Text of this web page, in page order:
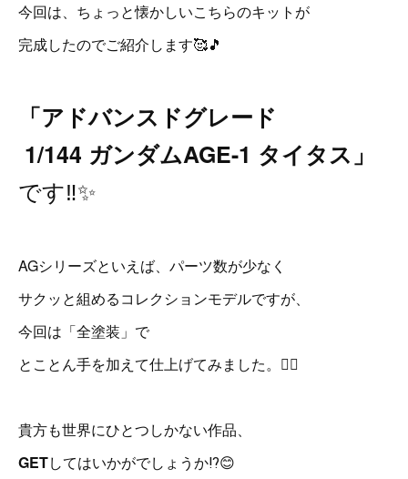
今回は、ちょっと懐かしいこちらのキットが
完成したのでご紹介します🥰🎵
「アドバンスドグレード
1/144 ガンダムAGE-1 タイタス」
です‼️✨
AGシリーズといえば、パーツ数が少なく
サクッと組めるコレクションモデルですが、
今回は「全塗装」で
とことん手を加えて仕上げてみました。👍🏻
貴方も世界にひとつしかない作品、
GETしてはいかがでしょうか⁉️😊